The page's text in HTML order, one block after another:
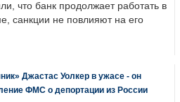
что банк продолжает работать в
санкции не повлияют на его
Джастас Уолкер в ужасе - он
ФМС о депортации из России